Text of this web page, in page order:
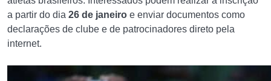
a partir do dia 26 de janeiro e enviar documentos como
declarações de clube e de patrocinadores direto pela
internet.